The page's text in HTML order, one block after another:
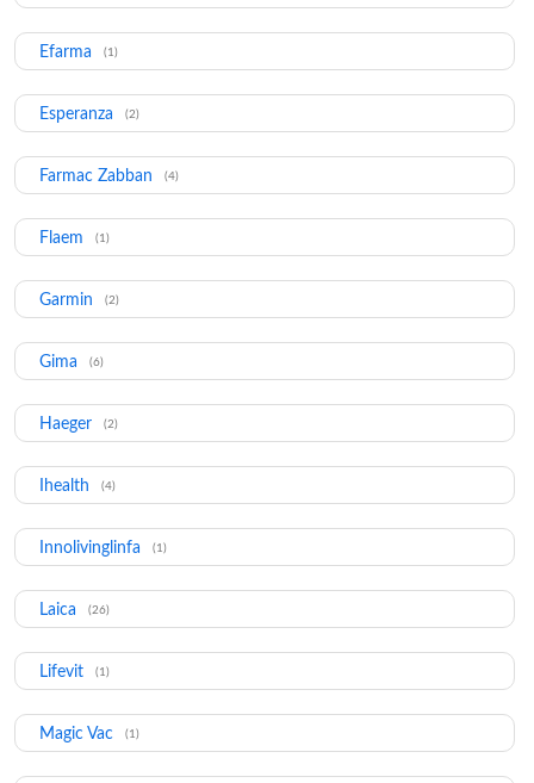
Efarma (1)
Esperanza (2)
Farmac Zabban (4)
Flaem (1)
Garmin (2)
Gima (6)
Haeger (2)
Ihealth (4)
Innolivinglinfa (1)
Laica (26)
Lifevit (1)
Magic Vac (1)